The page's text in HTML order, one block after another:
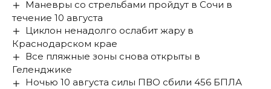
Маневры со стрельбами пройдут в Сочи в
течение 10 августа
Циклон ненадолго ослабит жару в
Краснодарском крае
Все пляжные зоны снова открыты в
Геленджике
Ночью 10 августа силы ПВО сбили 456 БПЛА